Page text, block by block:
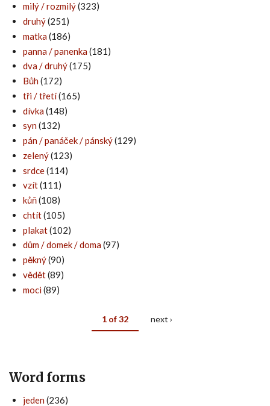
milý / rozmilý(323)
druhý(251)
matka(186)
panna / panenka(181)
dva / druhý(175)
Bůh(172)
tři / třetí(165)
dívka(148)
syn(132)
pán / panáček / pánský(129)
zelený(123)
srdce(114)
vzít(111)
kůň(108)
chtít(105)
plakat(102)
dům / domek / doma(97)
pěkný(90)
vědět(89)
moci(89)
1 of 32 next ›
Word forms
jeden(236)